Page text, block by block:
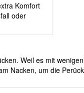
Komfort
oder
Weil es mit
Nacken, um die